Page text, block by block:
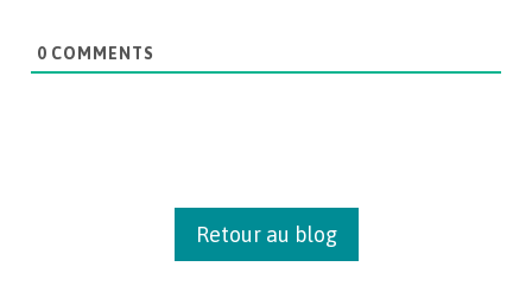
0 COMMENTS
Retour au blog